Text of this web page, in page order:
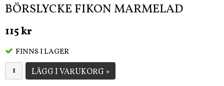
BÖRSLYCKE FIKON MARMELAD
115 kr
FINNS I LAGER
LÄGG I VARUKORG »